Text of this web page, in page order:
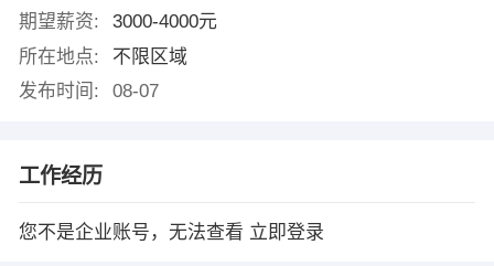
期望薪资:
3000-4000元
所在地点:
不限区域
发布时间:
08-07
工作经历
您不是企业账号，无法查看 立即登录